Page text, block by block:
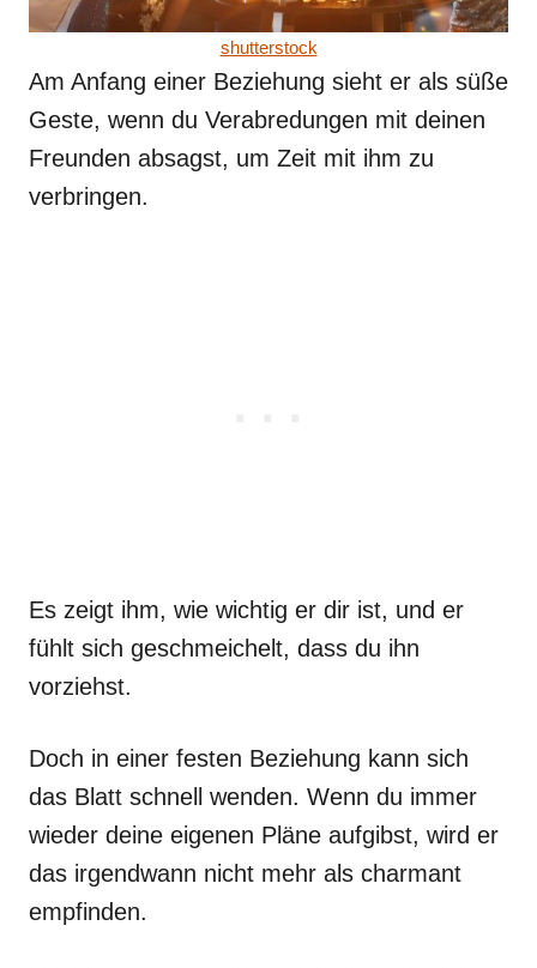
shutterstock
Am Anfang einer Beziehung sieht er als süße
Geste, wenn du Verabredungen mit deinen
Freunden absagst, um Zeit mit ihm zu
verbringen.
Es zeigt ihm, wie wichtig er dir ist, und er
fühlt sich geschmeichelt, dass du ihn
vorziehst.
Doch in einer festen Beziehung kann sich
das Blatt schnell wenden. Wenn du immer
wieder deine eigenen Pläne aufgibst, wird er
das irgendwann nicht mehr als charmant
empfinden.